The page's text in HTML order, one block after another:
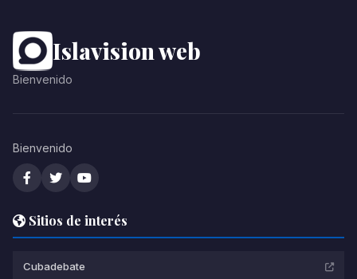
Islavision web
Bienvenido
Bienvenido
Sitios de interés
Cubadebate